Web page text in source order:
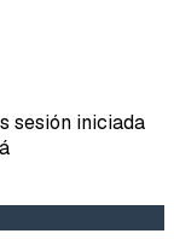
sesión iniciada